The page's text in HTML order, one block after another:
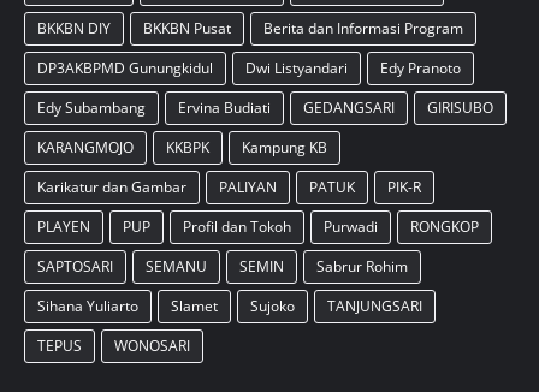
BKKBN DIY
BKKBN Pusat
Berita dan Informasi Program
DP3AKBPMD Gunungkidul
Dwi Listyandari
Edy Pranoto
Edy Subambang
Ervina Budiati GEDANGSARI
GIRISUBO
KARANGMOJO
KKBPK
Kampung KB
Karikatur dan Gambar
PALIYAN PATUK
PIK-R
PLAYEN
PUP Profil dan Tokoh Purwadi
RONGKOP
SAPTOSARI
SEMANU SEMIN
Sabrur Rohim
Sihana Yuliarto
Slamet Sujoko
TANJUNGSARI
TEPUS
WONOSARI